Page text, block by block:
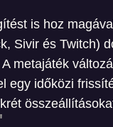
is hoz
Sivir és Twitch)
metajáték
egy időközi